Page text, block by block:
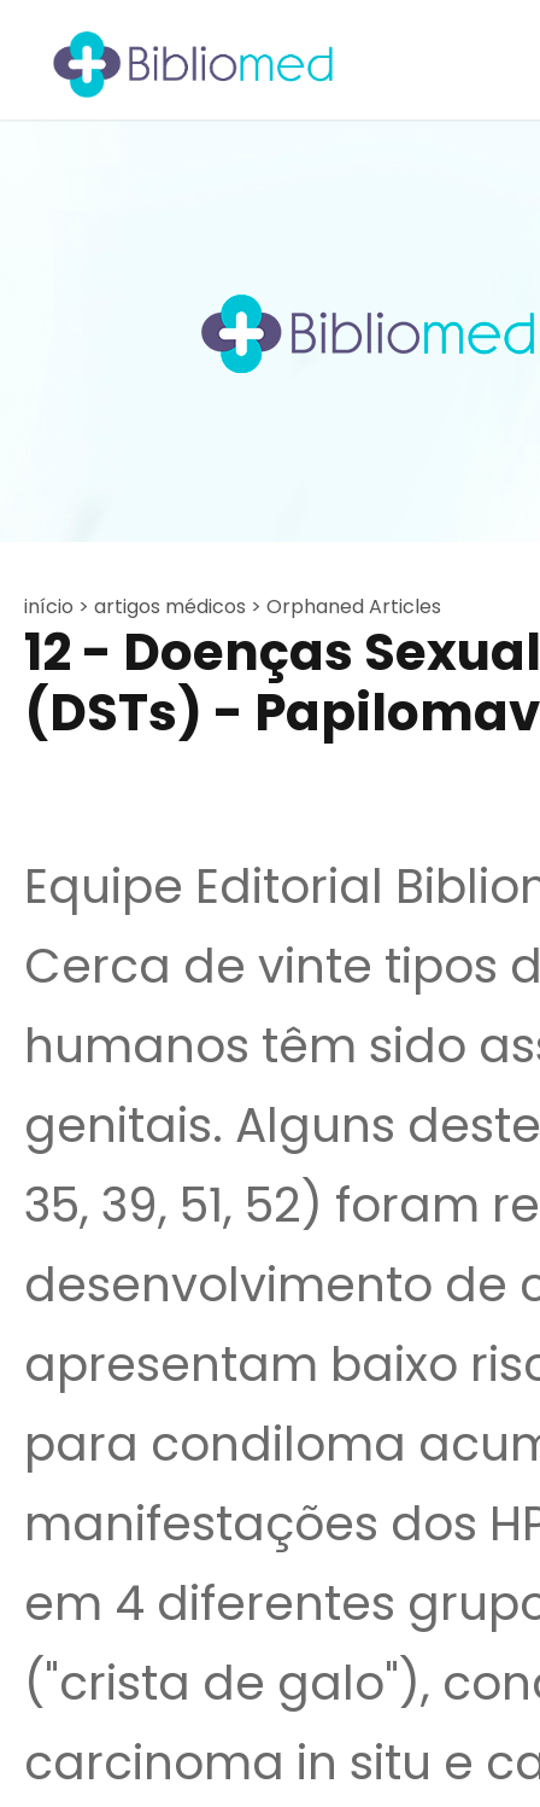
início > artigos médicos > Orphaned Articles
12 - Doenças
(DSTs) -
Equipe Editorial
Cerca de vinte tipos
humanos têm sido
genitais. Alguns
35, 39, 51, 52) foram
desenvolvimento de
apresentam baixo
para condiloma
manifestações dos
em 4 diferentes
("crista de galo"),
carcinoma in situ e